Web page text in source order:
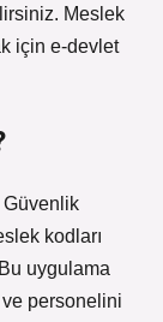
Meslek
için e-devlet
Güvenlik
kodları
uygulama
ve personelini